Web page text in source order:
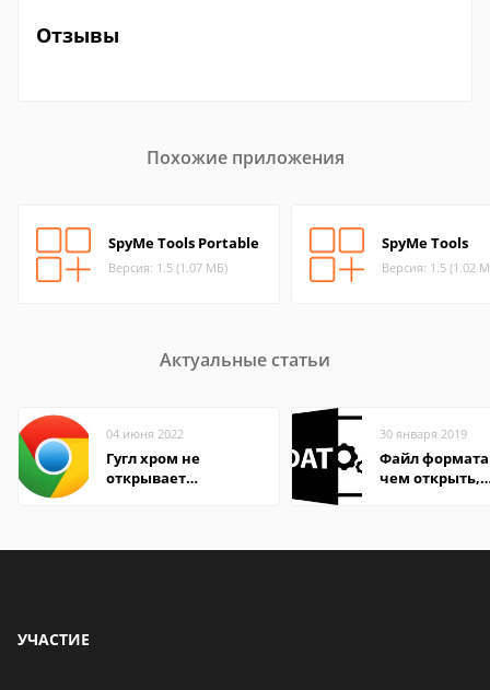
Отзывы
Похожие приложения
SpyMe Tools Portable
Версия: 1.5 (1.07 МБ)
SpyMe Tools
Версия: 1.5 (1.02
Актуальные статьи
04 июня 2022
Гугл хром не
открывает
30 января 2019
Файл формата
чем открыть,
УЧАСТИЕ